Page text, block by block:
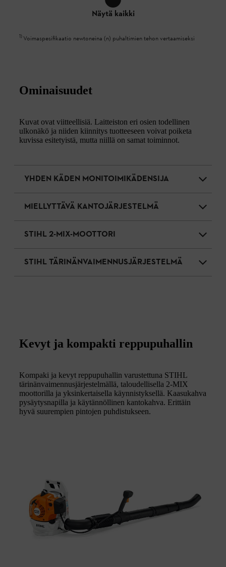
Näytä kaikki
1) Voimaspesifikaatio newtoneina (n) puhaltimien tehon vertaamiseksi
Ominaisuudet
Kuvat ovat viitteellisiä. Laitteiston eri osien todellinen
ulkonäkö ja niiden kiinnitys tuotteeseen voivat poiketa
kuvissa esitetyistä, mutta niillä on samat toiminnot.
YHDEN KÄDEN MONITOIMIKÄDENSIJA
MIELLYTTÄVÄ KANTOJÄRJESTELMÄ
STIHL 2-MIX-MOOTTORI
STIHL TÄRINÄNVAIMENNUSJÄRJESTELMÄ
Kevyt ja kompakti reppupuhallin
Kompaki ja kevyt reppupuhallin varustettuna STIHL
tärinänvaimennusjärjestelmällä, taloudellisella 2-MIX
moottorilla ja yksinkertaisella käynnistyksellä. Kaasukahva
pysäytysnapilla ja käytännöllinen kantokahva. Erittäin
hyvä suurempien pintojen puhdistukseen.